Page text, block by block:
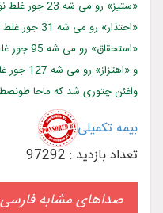
«ستیز» رو می شه 23 جور غلط نوشت
«احتذار» رو می شه 31 جور غلط نوشت
«استحقاق» رو می شه 95 جور غلط نوشت
و «اهتزاز» رو می شه 127 جور غلط نوشت!
واغئن چتوری شد که ماحا
بیمه تکمیلی
تعداد بازدید : 97292
صداهای مشابه فارسی